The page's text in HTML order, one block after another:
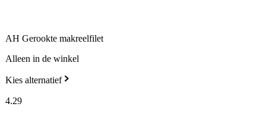
AH Gerookte makreelfilet
Alleen in de winkel
Kies alternatief
4.29